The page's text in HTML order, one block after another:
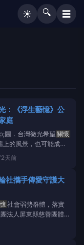
☀️ 🔍 ☰
：《浮生藝憶》公
庭
圖．台灣微光希望關懷
的風景，也可能成為
光希望
藝憶》林秀霞油畫公
癒與跨領域論壇，
2天前
社攜手傳愛守護大
社會弱勢群體，落實
法人屏東縣慈善團體聯
東市天朝宮等多家單
附設大同之家，舉辦